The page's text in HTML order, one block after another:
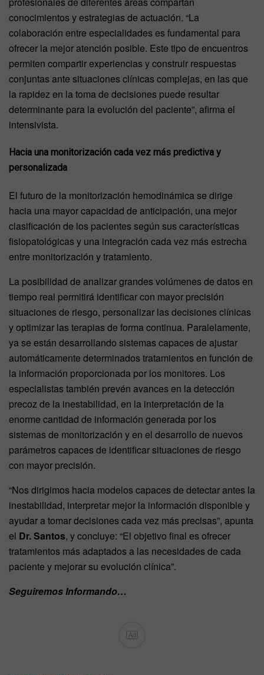
conocimientos y estrategias de actuación. “La
colaboración entre especialidades es fundamental para
ofrecer la mejor atención posible. Este tipo de encuentros
permiten compartir experiencias y construir respuestas
conjuntas ante situaciones clínicas complejas, en las que
la rapidez en la toma de decisiones puede resultar
determinante para la evolución del paciente”, afirma el
intensivista.
Hacia una monitorización cada vez más predictiva y
personalizada
El futuro de la monitorización hemodinámica se dirige
hacia una mayor capacidad de anticipación, una mejor
clasificación de los pacientes según sus características
fisiopatológicas y una integración cada vez más estrecha
entre monitorización y tratamiento.
La posibilidad de analizar grandes volúmenes de datos en
tiempo real permitirá identificar con mayor precisión
situaciones de riesgo, personalizar las decisiones clínicas
y optimizar las terapias de forma continua. Paralelamente,
ya se están desarrollando sistemas capaces de ajustar
automáticamente determinados tratamientos en función de
la información proporcionada por los monitores. Los
especialistas también prevén avances en la detección
precoz de la inestabilidad, en la interpretación de la
enorme cantidad de información generada por los
sistemas de monitorización y en el desarrollo de nuevos
parámetros capaces de identificar situaciones de riesgo
con mayor precisión.
“Nos dirigimos hacia modelos capaces de detectar antes la
inestabilidad, interpretar mejor la información disponible y
ayudar a tomar decisiones cada vez más precisas”, apunta
el Dr. Santos, y concluye: “El objetivo final es ofrecer
tratamientos más adaptados a las necesidades de cada
paciente y mejorar su evolución clínica”.
Seguiremos Informando…
Ad